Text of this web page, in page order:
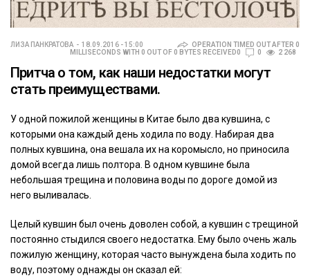
ЛИЗА ПАНКРАТОВА 18.09.2016 - 15:00
OPERATION TIMED OUT AFTER 0
MILLISECONDS WITH 0 OUT OF 0 BYTES RECEIVED0
0 2 268
Притча о том, как наши недостатки могут
стать преимуществами.
У одной пожилой женщины в Китае было два кувшина, с
которыми она каждый день ходила по воду. Набирая два
полных кувшина, она вешала их на коромысло, но приносила
домой всегда лишь полтора. В одном кувшине была
небольшая трещина и половина воды по дороге домой из
него выливалась.
Целый кувшин был очень доволен собой, а кувшин с трещиной
постоянно стыдился своего недостатка. Ему было очень жаль
пожилую женщину, которая часто вынуждена была ходить по
воду, поэтому однажды он сказал ей: